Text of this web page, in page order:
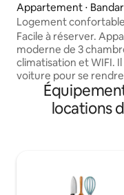
Appartement ⋅
wan
Logement
Facile à réserver.
moderne de 3
climatisation et WIFI. Il faut 5 minutes en
voiture pour se
Bunut, Coffee Bean &
d'autres magasins à
Jerudong est à
capitale et il faut 20
locations